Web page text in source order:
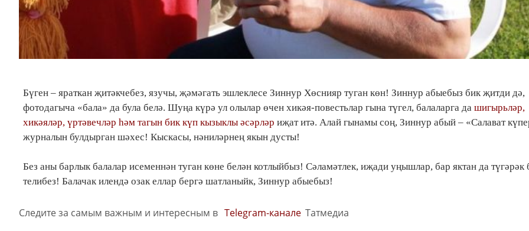
Бүген – яраткан җитәкчебез, язучы, җәмәгать эшлеклесе Зиннур Хөснияр туган көн! Зиннур абыебыз бик җитди дә,
фотодагыча «бала» да була белә. Шуңа күрә ул олылар өчен хикәя-повестьлар гына түгел, балаларга да шигырьләр,
хикәяләр, үртәвечләр һәм тагын бик күп кызыклы әсәрләр иҗат итә. Алай гынамы соң, Зиннур абый – «Салават
журналын булдырган шәхес! Кыскасы, нәниләрнең якын дусты!
Без аны барлык балалар исеменнән туган көне белән котлыйбыз! Сәламәтлек, иҗади уңышлар, бар яктан да түгәрәк
телибез! Балачак илендә озак еллар бергә шатланыйк, Зиннур абыебыз!
Следите за самым важным и интересным в Telegram-канале Татмедиа